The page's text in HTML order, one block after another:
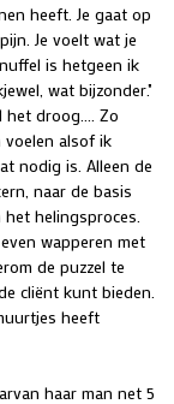
heeft. Je gaat op
Je voelt wat je
is hetgeen ik
wat bijzonder."
droog.... Zo
voelen alsof ik
nodig is. Alleen de
naar de basis
helingsproces.
wapperen met
de puzzel te
cliënt kunt bieden.
heeft
haar man net 5